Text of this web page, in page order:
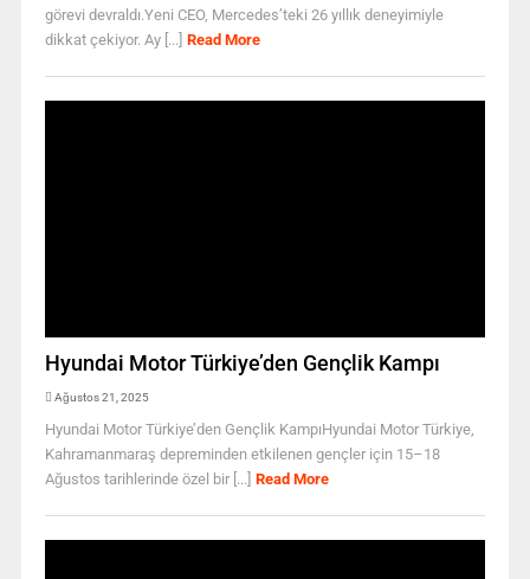
görevi devraldı.Yeni CEO, Mercedes’teki 26 yıllık deneyimiyle
dikkat çekiyor. Ay [...] Read More
Hyundai Motor Türkiye’den Gençlik Kampı
Ağustos 21, 2025
Hyundai Motor Türkiye’den Gençlik KampıHyundai Motor Türkiye,
Kahramanmaraş depreminden etkilenen gençler için 15–18
Ağustos tarihlerinde özel bir [...] Read More